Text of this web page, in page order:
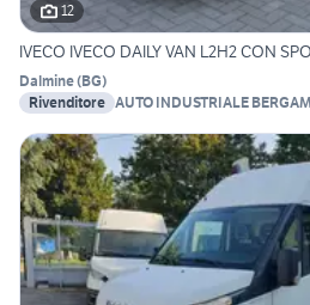
12
IVECO IVECO DAILY VAN L2H2 CON
Dalmine(BG)
Rivenditore AUTO INDUSTRIALE